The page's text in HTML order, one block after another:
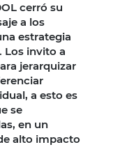
cerró su
a los
estrategia
Los invito a
jerarquizar
a esto es
se
en un
alto impacto